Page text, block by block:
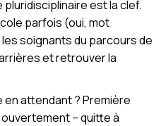
est la clef.
parfois (oui, mot
soignants du parcours de
et retrouver la
attendant ? Première
– quitte à